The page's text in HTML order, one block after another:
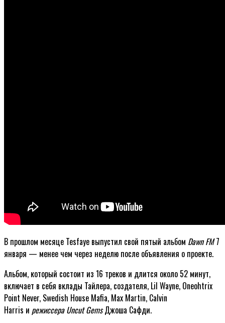
В прошлом месяце Tesfaye выпустил свой пятый альбом Dawn FM7
января — менее чем через неделю после объявления о проекте.
Альбом, который состоит из 16 треков и длится около 52 минут,
включает в себя вклады Тайлера, создателя, Lil Wayne, Oneohtrix
Point Never, Swedish House Mafia, Max Martin, Calvin
Harris и режиссера Uncut GemsДжоша Сафди.